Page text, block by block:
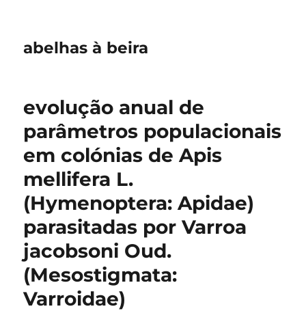
abelhas à beira
evolução anual de
parâmetros populacionais
em colónias de Apis
mellifera L.
(Hymenoptera: Apidae)
parasitadas por Varroa
jacobsoni Oud.
(Mesostigmata:
Varroidae)